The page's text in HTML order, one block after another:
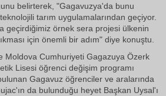
belirterek, "Gagavuzya'da bunu
tarım uygulamalarından geçiyor.
geçirdiğimiz örnek sera projesi ülkenin
için önemli bir adım" diye konuştu.
Moldova Cumhuriyeti Gagazuya Özerk
Lisesi öğrenci değişim programı
Gagavuz öğrenciler ve aralarında
da bulunduğu heyet Başkan Uysal'ı